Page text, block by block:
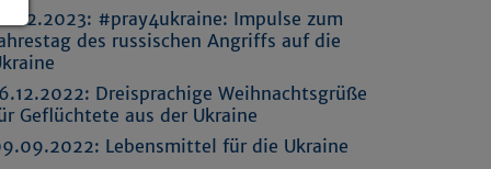
21.02.2023: #pray4ukraine: Impulse zum
des russischen Angriffs auf die
Dreisprachige Weihnachtsgrüße
Geflüchtete aus der Ukraine
Lebensmittel für die Ukraine